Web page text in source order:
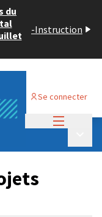
du
-Instruction
Se connecter